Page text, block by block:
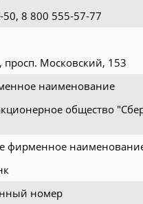
8 800 555-57-77
просп. Московский, 153
наименование
общество
фирменное
номер